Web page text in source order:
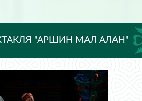
"АРШИН МАЛ АЛАН"